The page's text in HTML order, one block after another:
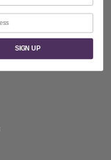
SIGN UP